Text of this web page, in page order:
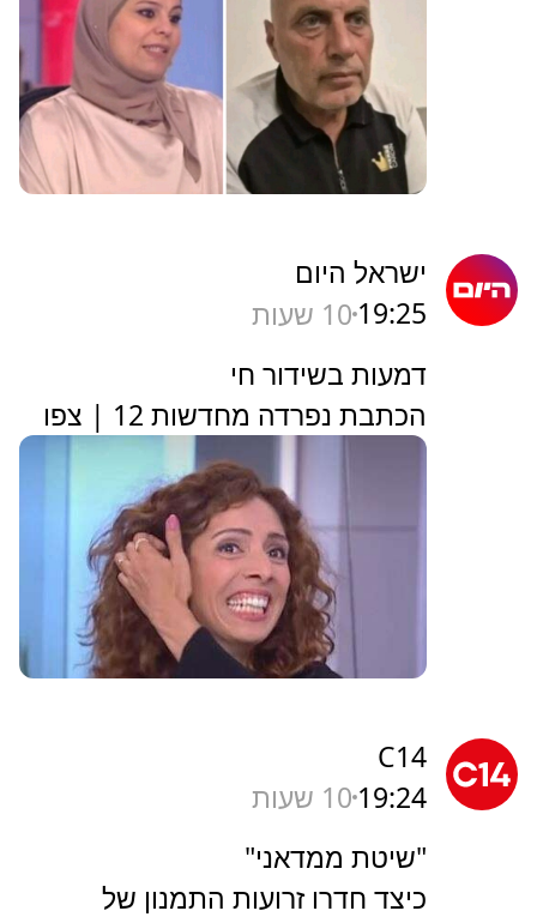
ישראל היום
19:25 10 שעות
דמעות בשידור חי
הכתבת נפרדה מחדשות 12 | צפו
C14
19:24 10 שעות
"שיטת ממדאני"
כיצד חדרו זרועות התמנון של